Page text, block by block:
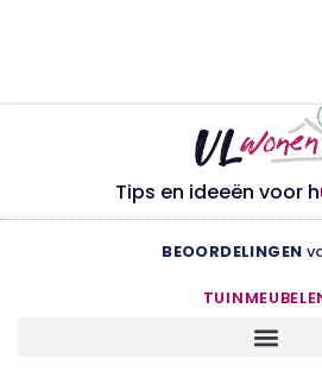
Tips en ideeën voor h
BEOORDELINGEN